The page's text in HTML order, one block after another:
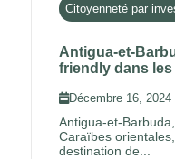
Citoyenneté par
Antigua-et-
friendly dans les
Décembre 16, 2024
Antigua-et-
Caraïbes
destination de...